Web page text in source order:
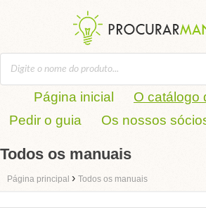
Página inicial
O catálogo
Pedir o guia
Os nossos
Todos os manuais
Página principal › Todos os manuais